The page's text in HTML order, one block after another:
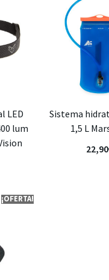
LED
lum
Sistema
1,5 L
22,90
¡OFERTA!